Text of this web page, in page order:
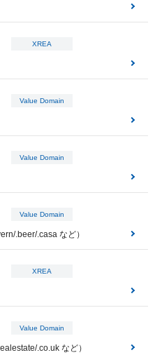
XREA
Value Domain
Value Domain
Value Domain
.beer/.casa など）
XREA
Value Domain
.co.uk など）